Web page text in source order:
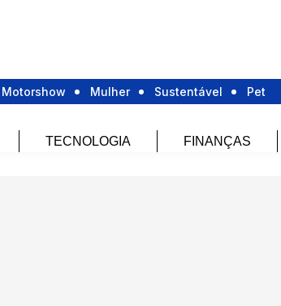
Motorshow Mulher Sustentável Pet
TECNOLOGIA FINANÇAS